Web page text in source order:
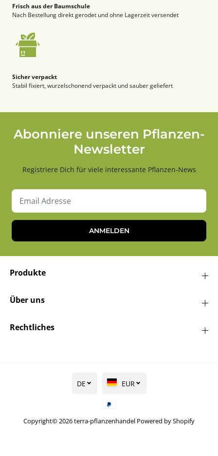
Frisch aus der Baumschule
Nach Bestellung direkt gerodet und ohne Lagerzeit versendet
Sicher verpackt
Stabil fixiert, wurzelschonend verpackt und sauber geliefert
Abonniere unseren Pflanzen-
Newsletter
Registriere Dich für viele interessante Pflanzen-News
ANMELDEN
Produkte
Über uns
Rechtliches
Copyright© 2026terra-pflanzenhandel Powered by Shopify
DE EUR